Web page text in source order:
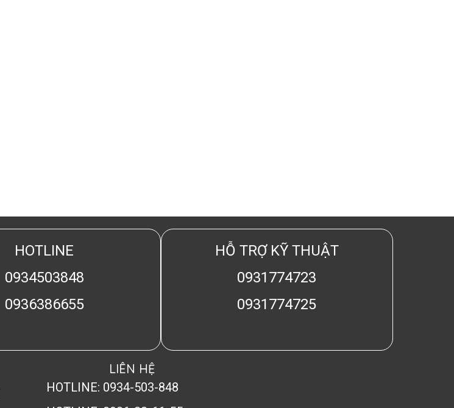
HOTLINE
0934503848
0936386655
HỖ TRỢ KỸ THUẬT
0931774723
0931774725
LIÊN HỆ
HOTLINE: 0934-503-848